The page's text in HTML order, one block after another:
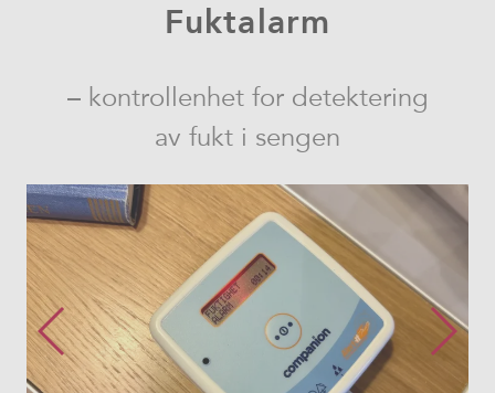
Fuktalarm
– kontrollenhet for detektering
av fukt i sengen